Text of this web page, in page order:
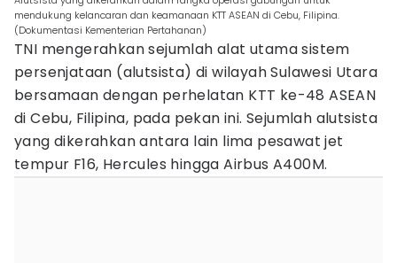
mendukung kelancaran dan keamanaan KTT ASEAN di Cebu, Filipina.
(Dokumentasi Kementerian Pertahanan)
TNI mengerahkan sejumlah alat utama sistem
persenjataan (alutsista) di wilayah Sulawesi Utara
bersamaan dengan perhelatan KTT ke-48 ASEAN
di Cebu, Filipina, pada pekan ini. Sejumlah alutsista
yang dikerahkan antara lain lima pesawat jet
tempur F16, Hercules hingga Airbus A400M.